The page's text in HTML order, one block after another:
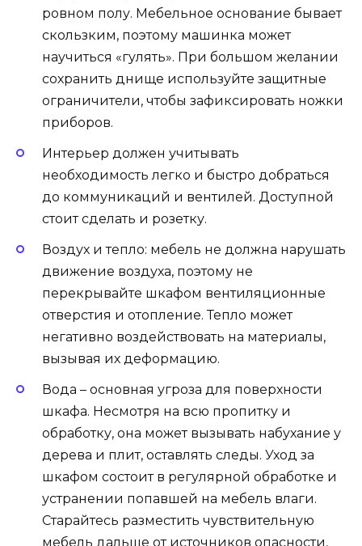
ровном полу. Мебельное основание бывает
скользким, поэтому машинка может
научиться «гулять». При большом желании
сохранить днище используйте защитные
ограничители, чтобы зафиксировать ножки
приборов.
Интерьер должен учитывать
необходимость легко и быстро добраться
до коммуникаций и вентилей. Доступной
стоит сделать и розетку.
Воздух и тепло: мебель не должна нарушать
движение воздуха, поэтому не
перекрывайте шкафом вентиляционные
отверстия и отопление. Тепло может
негативно воздействовать на материалы,
вызывая их деформацию.
Вода – основная угроза для поверхности
шкафа. Несмотря на всю пропитку и
обработку, она может вызывать набухание у
дерева и плит, оставлять следы. Уход за
шкафом состоит в регулярной обработке и
устранении попавшей на мебель влаги.
Старайтесь разместить чувствительную
мебель дальше от источников опасности,